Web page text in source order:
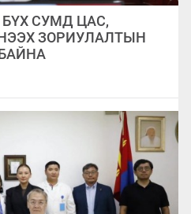
СУМД ЦАС,
ЗОРИУЛАЛТЫН